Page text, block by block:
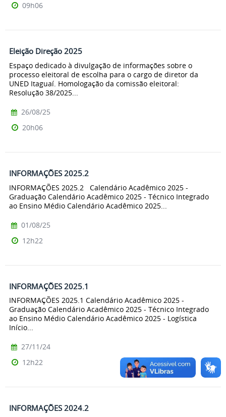
09h06
Eleição Direção 2025
Espaço dedicado à divulgação de informações sobre o
processo eleitoral de escolha para o cargo de diretor da
UNED Itaguaí. Homologação da comissão eleitoral:
Resolução 38/2025...
26/08/25
20h06
INFORMAÇÕES 2025.2
INFORMAÇÕES 2025.2 Calendário Acadêmico 2025 -
Graduação Calendário Acadêmico 2025 - Técnico Integrado
ao Ensino Médio Calendário Acadêmico 2025...
01/08/25
12h22
INFORMAÇÕES 2025.1
INFORMAÇÕES 2025.1 Calendário Acadêmico 2025 -
Graduação Calendário Acadêmico 2025 - Técnico Integrado
ao Ensino Médio Calendário Acadêmico 2025 - Logística
Início...
27/11/24
12h22
INFORMAÇÕES 2024.2